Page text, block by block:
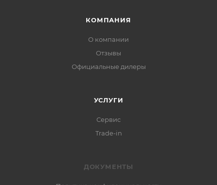
КОМПАНИЯ
О компании
Отзывы
Официальные дилеры
УСЛУГИ
Сервис
Trade-in
ДОКУМЕНТЫ